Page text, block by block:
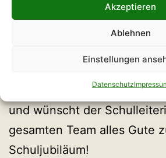
Akzeptieren
Ablehnen
Einstellungen
Datenschutz
Seit vielen Jahren besteht
äußerst produktiveund
Bildungseinrichtung. Der
und wünscht der
gesamten Team alles Gute
Schuljubiläum!